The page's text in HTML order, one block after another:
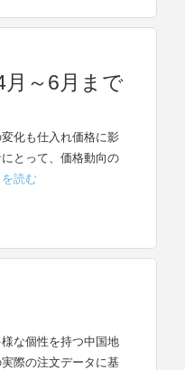
～6月まで
化も仕入れ価格に影
とって、価格動向の
読む
な個性を持つ中国地
際の注文データに基